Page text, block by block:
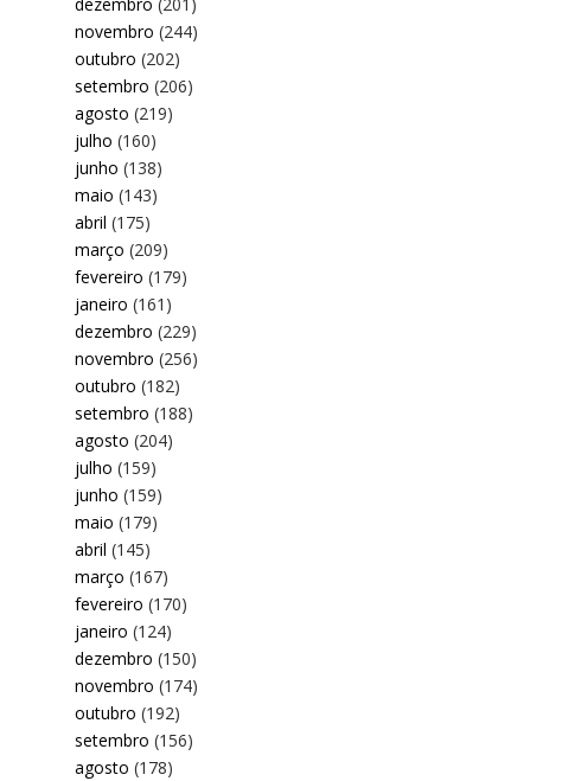
novembro (244)
outubro (202)
setembro (206)
agosto (219)
julho (160)
junho (138)
maio (143)
abril (175)
março (209)
fevereiro (179)
janeiro (161)
dezembro (229)
novembro (256)
outubro (182)
setembro (188)
agosto (204)
julho (159)
junho (159)
maio (179)
abril (145)
março (167)
fevereiro (170)
janeiro (124)
dezembro (150)
novembro (174)
outubro (192)
setembro (156)
agosto (178)